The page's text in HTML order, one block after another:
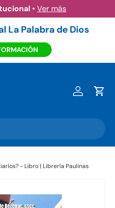
• Ver más
La Palabra de Dios
Iniciar
- Libro | Librería Paulinas